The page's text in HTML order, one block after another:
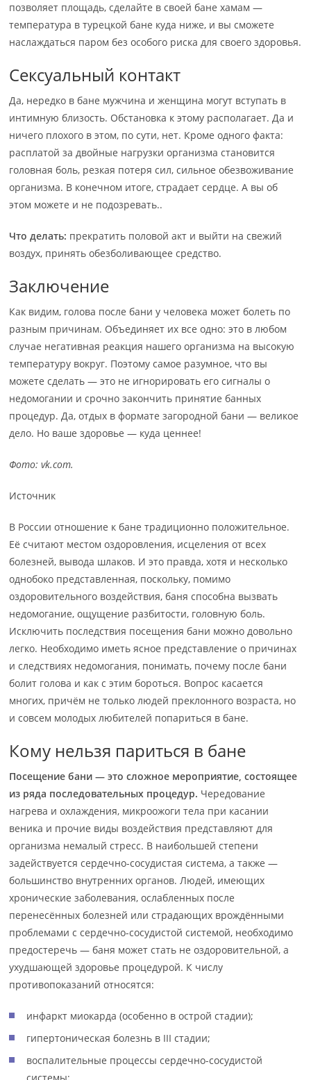
позволяет площадь, сделайте в своей бане хамам —
температура в турецкой бане куда ниже, и вы сможете
наслаждаться паром без особого риска для своего здоровья.
Сексуальный контакт
Да, нередко в бане мужчина и женщина могут вступать в
интимную близость. Обстановка к этому располагает. Да и
ничего плохого в этом, по сути, нет. Кроме одного факта:
расплатой за двойные нагрузки организма становится
головная боль, резкая потеря сил, сильное обезвоживание
организма. В конечном итоге, страдает сердце. А вы об
этом можете и не подозревать..
Что делать: прекратить половой акт и выйти на свежий
воздух, принять обезболивающее средство.
Заключение
Как видим, голова после бани у человека может болеть по
разным причинам. Объединяет их все одно: это в любом
случае негативная реакция нашего организма на высокую
температуру вокруг. Поэтому самое разумное, что вы
можете сделать — это не игнорировать его сигналы о
недомогании и срочно закончить принятие банных
процедур. Да, отдых в формате загородной бани — великое
дело. Но ваше здоровье — куда ценнее!
Фото: vk.com.
Источник
В России отношение к бане традиционно положительное.
Её считают местом оздоровления, исцеления от всех
болезней, вывода шлаков. И это правда, хотя и несколько
однобоко представленная, поскольку, помимо
оздоровительного воздействия, баня способна вызвать
недомогание, ощущение разбитости, головную боль.
Исключить последствия посещения бани можно довольно
легко. Необходимо иметь ясное представление о причинах
и следствиях недомогания, понимать, почему после бани
болит голова и как с этим бороться. Вопрос касается
многих, причём не только людей преклонного возраста, но
и совсем молодых любителей попариться в бане.
Кому нельзя париться в бане
Посещение бани — это сложное мероприятие, состоящее
из ряда последовательных процедур. Чередование
нагрева и охлаждения, микроожоги тела при касании
веника и прочие виды воздействия представляют для
организма немалый стресс. В наибольшей степени
задействуется сердечно-сосудистая система, а также —
большинство внутренних органов. Людей, имеющих
хронические заболевания, ослабленных после
перенесённых болезней или страдающих врождёнными
проблемами с сердечно-сосудистой системой, необходимо
предостеречь — баня может стать не оздоровительной, а
ухудшающей здоровье процедурой. К числу
противопоказаний относятся:
инфаркт миокарда (особенно в острой стадии);
гипертоническая болезнь в III стадии;
воспалительные процессы сердечно-сосудистой